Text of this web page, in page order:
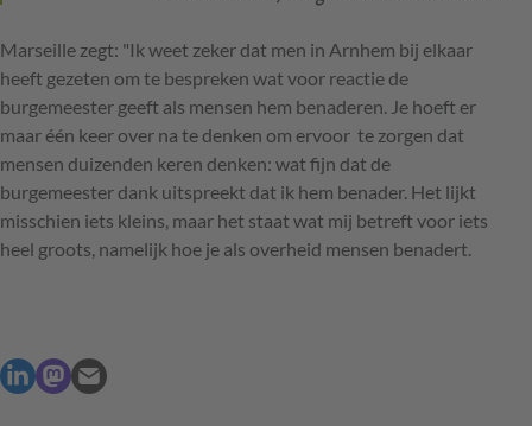
Marseille zegt: "Ik weet zeker dat men in Arnhem bij elkaar
heeft gezeten om te bespreken wat voor reactie de
burgemeester geeft als mensen hem benaderen. Je hoeft er
maar één keer over na te denken om ervoor te zorgen dat
mensen duizenden keren denken: wat fijn dat de
burgemeester dank uitspreekt dat ik hem benader. Het lijkt
misschien iets kleins, maar het staat wat mij betreft voor iets
heel groots, namelijk hoe je als overheid mensen benadert.